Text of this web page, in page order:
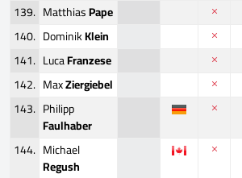
139. MatthiasPape
140. DominikKlein
141. LucaFranzese
142. MaxZiergiebel
143. Philipp
Faulhaber
144. Michael
Regush